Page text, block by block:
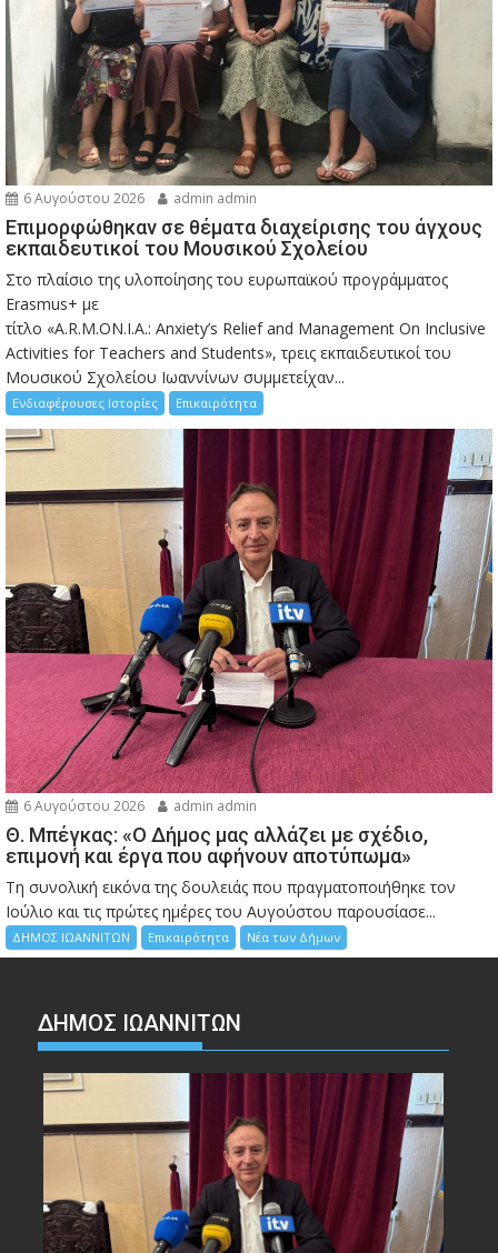
6 Αυγούστου 2026 admin admin
Eπιμορφώθηκαν σε θέματα διαχείρισης του άγχους
εκπαιδευτικοί του Μουσικού Σχολείου
Στο πλαίσιο της υλοποίησης του ευρωπαϊκού προγράμματος
Erasmus+ με
τίτλο «A.R.M.ON.I.A.: Anxiety’s Relief and Management On Inclusive
Activities for Teachers and Students», τρεις εκπαιδευτικοί του
Μουσικού Σχολείου Ιωαννίνων συμμετείχαν...
Ενδιαφέρουσες Ιστορίες Επικαιρότητα
6 Αυγούστου 2026 admin admin
Θ. Μπέγκας: «Ο Δήμος μας αλλάζει με σχέδιο,
επιμονή και έργα που αφήνουν αποτύπωμα»
Τη συνολική εικόνα της δουλειάς που πραγματοποιήθηκε τον
Ιούλιο και τις πρώτες ημέρες του Αυγούστου παρουσίασε...
ΔΗΜΟΣ ΙΩΑΝΝΙΤΩΝ Επικαιρότητα Νέα των Δήμων
ΔΗΜΟΣ ΙΩΑΝΝΙΤΩΝ